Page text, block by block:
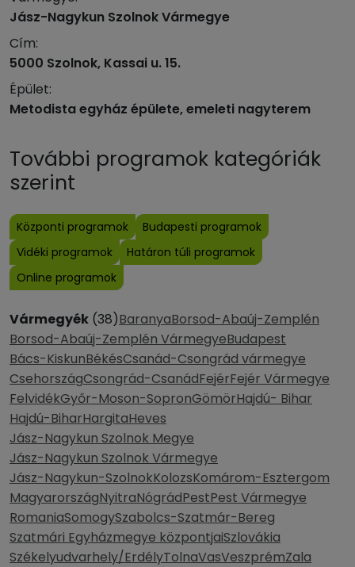
Jász-Nagykun Szolnok Vármegye
Cím:
5000 Szolnok, Kassai u. 15.
Épület:
Metodista egyház épülete, emeleti nagyterem
További programok kategóriák
szerint
Központi programok
Budapesti programok
Vidéki programok
Határon túli programok
Online programok
Vármegyék (38)BaranyaBorsod-Abaúj-Zemplén
Borsod-Abaúj-Zemplén VármegyeBudapest
Bács-KiskunBékésCsanád-Csongrád vármegye
CsehországCsongrád-CsanádFejérFejér Vármegye
FelvidékGyőr-Moson-SopronGömörHajdú- Bihar
Hajdú-BiharHargitaHeves
Jász-Nagykun Szolnok Megye
Jász-Nagykun Szolnok Vármegye
Jász-Nagykun-SzolnokKolozsKomárom-Esztergom
MagyarországNyitraNógrádPestPest Vármegye
RomaniaSomogySzabolcs-Szatmár-Bereg
Szatmári Egyházmegye központjaiSzlovákia
Székelyudvarhely/ErdélyTolnaVasVeszprémZala